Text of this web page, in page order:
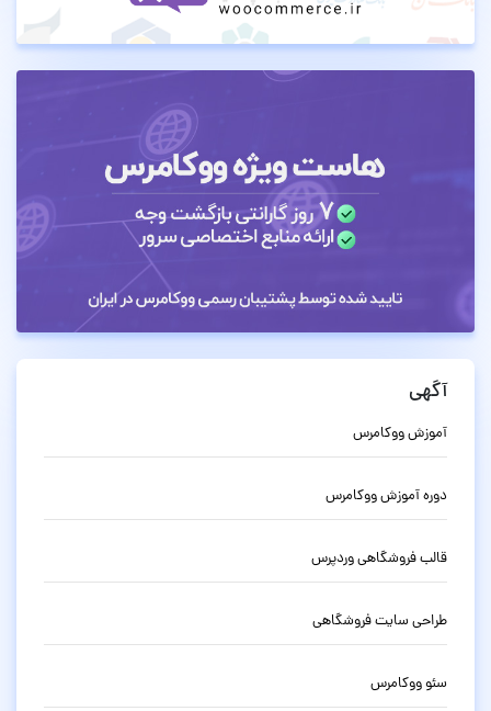
آگهی
آموزش ووکامرس
دوره آموزش ووکامرس
قالب فروشگاهی وردپرس
طراحی سایت فروشگاهی
سئو ووکامرس